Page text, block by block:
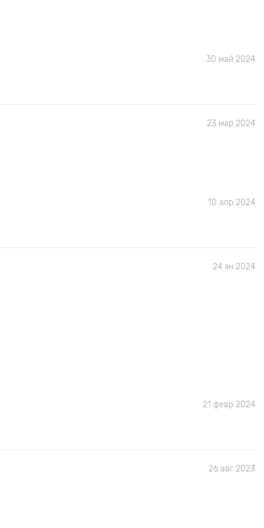
30 май 2024
23 мар 2024
10 апр 2024
24 ян 2024
21 февр 2024
26 авг 2023